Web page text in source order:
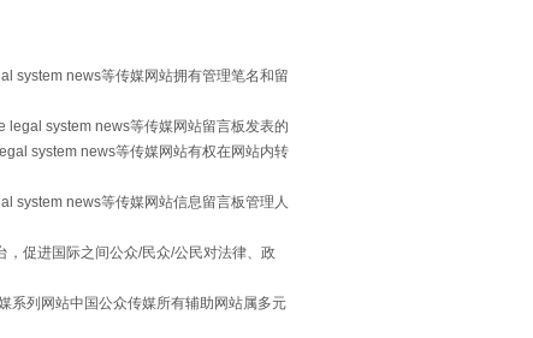
system news等传媒网站拥有管理笔名和留
system news等传媒网站留言板发表的
system news等传媒网站有权在网站内转
system news等传媒网站信息留言板管理人
促进国际之间公众/民众/公民对法律、政
系列网站中国公众传媒所有辅助网站属多元